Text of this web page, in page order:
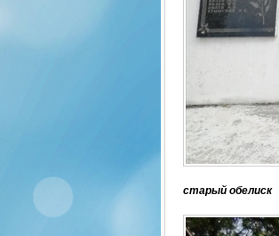
старый обелиск